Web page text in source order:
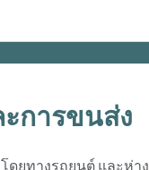
การขนส่ง
ดยทางรถยนต์ และห่